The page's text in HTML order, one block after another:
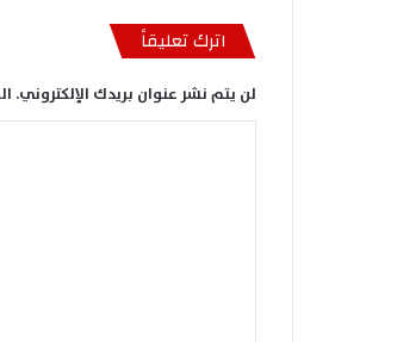
اترك تعليقاً
لن يتم نشر عنوان بريدك الإلكتروني.